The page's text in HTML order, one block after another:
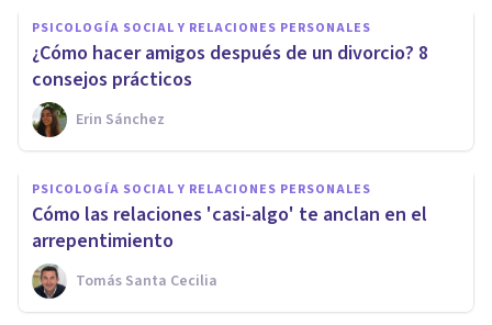
PSICOLOGÍA SOCIAL Y RELACIONES PERSONALES
¿Cómo hacer amigos después de un divorcio? 8
consejos prácticos
Erin Sánchez
PSICOLOGÍA SOCIAL Y RELACIONES PERSONALES
Cómo las relaciones 'casi-algo' te anclan en el
arrepentimiento
Tomás Santa Cecilia